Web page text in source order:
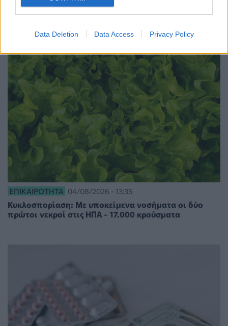
Data Deletion Data Access Privacy Policy
υγειονομικού τρόμου στις ΗΠΑ
ΕΠΙΚΑΙΡΌΤΗΤΑ 04/08/2026 - 13:35
Κυκλοσπορίαση: Με υποκείμενα νοσήματα οι δύο
πρώτοι νεκροί στις ΗΠΑ - 17.000 κρούσματα